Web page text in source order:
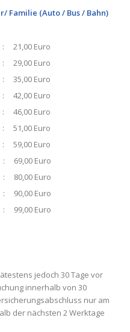
Familie (Auto / Bus / Bahn)
: 21,00 Euro
: 29,00 Euro
: 35,00 Euro
: 42,00 Euro
: 46,00 Euro
: 51,00 Euro
: 59,00 Euro
: 69,00 Euro
: 80,00 Euro
: 90,00 Euro
: 99,00 Euro
jedoch 30 Tage vor
innerhalb von 30
nur am
der nächsten 2 Werktage